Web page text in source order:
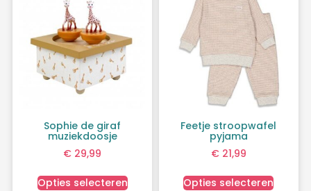
Sophie de giraf
muziekdoosje
€ 29,99
Opties selecteren
Feetje stroopwafel
pyjama
€21,99
Opties selecteren